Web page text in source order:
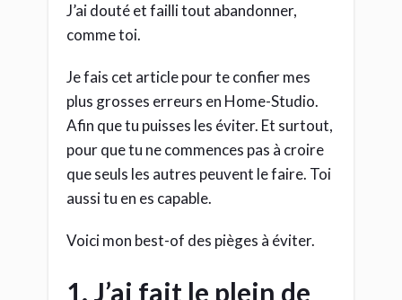
J’ai douté et failli tout abandonner,
comme toi.
Je fais cet article pour te confier mes
plus grosses erreurs en Home-Studio.
Afin que tu puisses les éviter. Et surtout,
pour que tu ne commences pas à croire
que seuls les autres peuvent le faire. Toi
aussi tu en es capable.
Voici mon best-of des pièges à éviter.
1. J’ai fait le plein de